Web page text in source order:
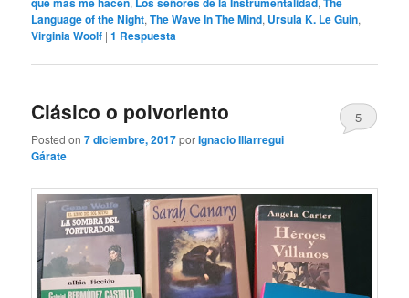
Language of the Night,The Wave In The Mind, Ursula K. Le Guin,
Virginia Woolf |1 Respuesta
Clásico o polvoriento
Posted on7 diciembre, 2017porIgnacio Illarregui
Gárate
5